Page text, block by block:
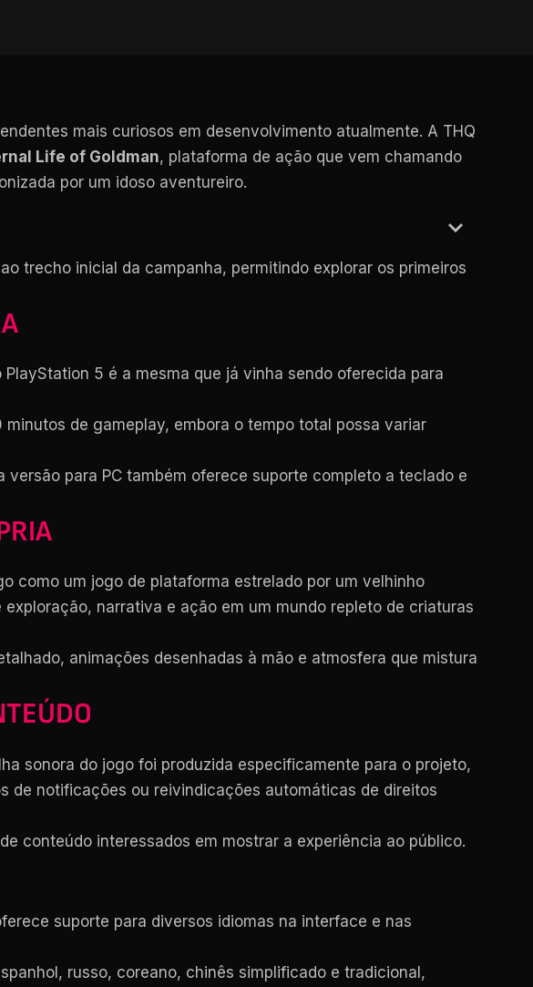
mais curiosos em desenvolvimento atualmente. A THQ
Life of Goldman, plataforma de ação que vem chamando
por um idoso aventureiro.
trecho inicial da campanha, permitindo explorar os primeiros
5 é a mesma que já vinha sendo oferecida para
de gameplay, embora o tempo total possa variar
para PC também oferece suporte completo a teclado e
como um jogo de plataforma estrelado por um velhinho
narrativa e ação em um mundo repleto de criaturas
animações desenhadas à mão e atmosfera que mistura
sonora do jogo foi produzida especificamente para o projeto,
de notificações ou reivindicações automáticas de direitos
conteúdo interessados em mostrar a experiência ao público.
suporte para diversos idiomas na interface e nas
russo, coreano, chinês simplificado e tradicional,